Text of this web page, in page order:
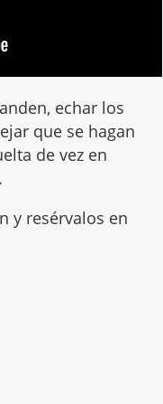
echar los
que se hagan
de vez en
y resérvalos en